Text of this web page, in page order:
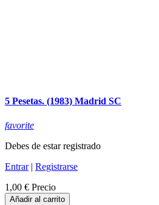
5 Pesetas. (1983) Madrid SC
favorite
Debes de estar registrado
Entrar| Registrarse
1,00 € Precio
Añadir al carrito